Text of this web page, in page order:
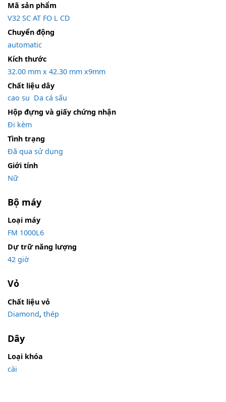
Mã sản phẩm
V32 SC AT FO L CD
Chuyển động
automatic
Kích thước
32.00 mm x 42.30 mm x9mm
Chất liệu dây
cao su Da cá sấu
Hộp đựng và giấy chứng nhận
Đi kèm
Tình trạng
Đã qua sử dụng
Giới tính
Nữ
Bộ máy
Loại máy
FM 1000L6
Dự trữ năng lượng
42 giờ
Vỏ
Chất liệu vỏ
Diamond, thép
Dây
Loại khóa
cài